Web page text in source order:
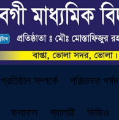
প্রতিষ্ঠান সম্পর্কে পরিচালনা পর্ষদ
ফলাফল গ্যালারী ভিডিও